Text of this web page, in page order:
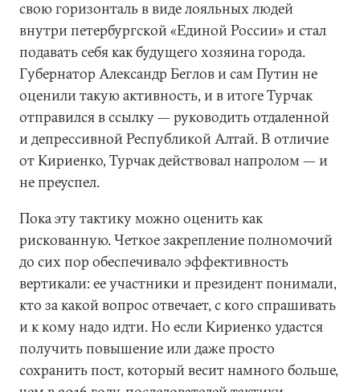
свою горизонталь в виде лояльных людей
внутри петербургской «Единой России» и стал
подавать себя как будущего хозяина города.
Губернатор Александр Беглов и сам Путин не
оценили такую активность, и в итоге Турчак
отправился в ссылку — руководить отдаленной
и депрессивной Республикой Алтай. В отличие
от Кириенко, Турчак действовал напролом — и
не преуспел.
Пока эту тактику можно оценить как
рискованную. Четкое закрепление полномочий
до сих пор обеспечивало эффективность
вертикали: ее участники и президент понимали,
кто за какой вопрос отвечает, с кого спрашивать
и к кому надо идти. Но если Кириенко удастся
получить повышение или даже просто
сохранить пост, который весит намного больше,